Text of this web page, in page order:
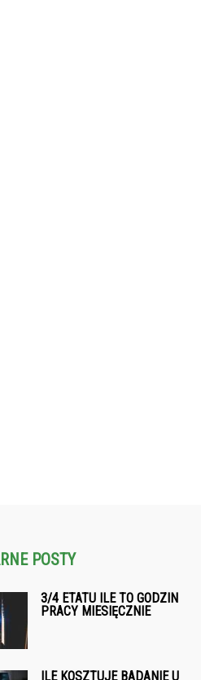
POSTY
3/4 ETATU ILE TO GODZIN
PRACY MIESIĘCZNIE
ILE KOSZTUJE BADANIE U